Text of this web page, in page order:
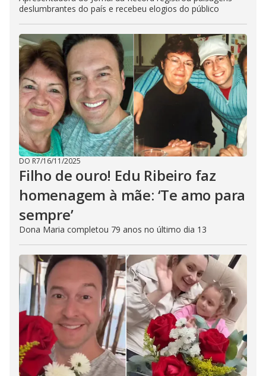
deslumbrantes do país e recebeu elogios do público
DO R7/16/11/2025
Filho de ouro! Edu Ribeiro faz
homenagem à mãe: ‘Te amo para
sempre’
Dona Maria completou 79 anos no último dia 13